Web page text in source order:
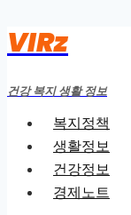
Skip
to
content
VIRz
건강 복지 생활 정보
복지정책
생활정보
건강정보
경제노트